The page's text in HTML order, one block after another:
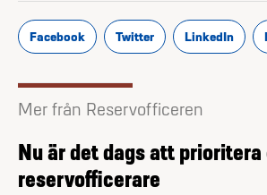
Facebook Twitter LinkedIn
Mer från Reservofficeren
Nu är det dags att prioritera
reservofficerare